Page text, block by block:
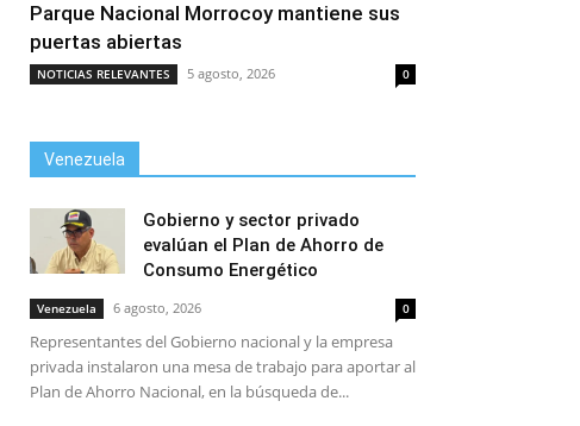
Parque Nacional Morrocoy mantiene sus
puertas abiertas
NOTICIAS RELEVANTES 5 agosto, 2026 0
Venezuela
Gobierno y sector privado
evalúan el Plan de Ahorro de
Consumo Energético
Venezuela 6 agosto, 2026 0
Representantes del Gobierno nacional y la empresa
privada instalaron una mesa de trabajo para aportar al
Plan de Ahorro Nacional, en la búsqueda de...